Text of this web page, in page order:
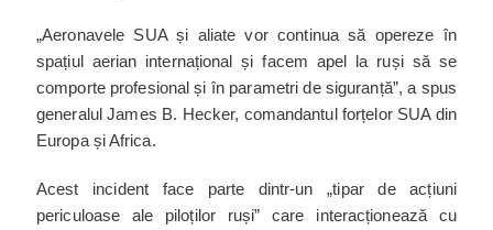
„Aeronavele SUA și aliate vor continua să opereze în
spațiul aerian internațional și facem apel la ruși să se
comporte profesional și în parametri de siguranță”, a spus
generalul James B. Hecker, comandantul forțelor SUA din
Europa și Africa.
Acest incident face parte dintr-un „tipar de acțiuni
periculoase ale piloților ruși” care interacționează cu